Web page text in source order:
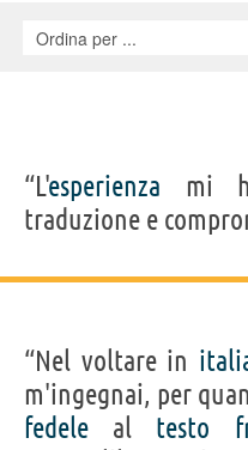
“L'esperienza mi
traduzione e
“Nel voltare in
m'ingegnai, per
fedele al testo